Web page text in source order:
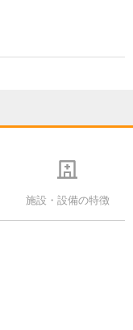
施設・設備の特徴